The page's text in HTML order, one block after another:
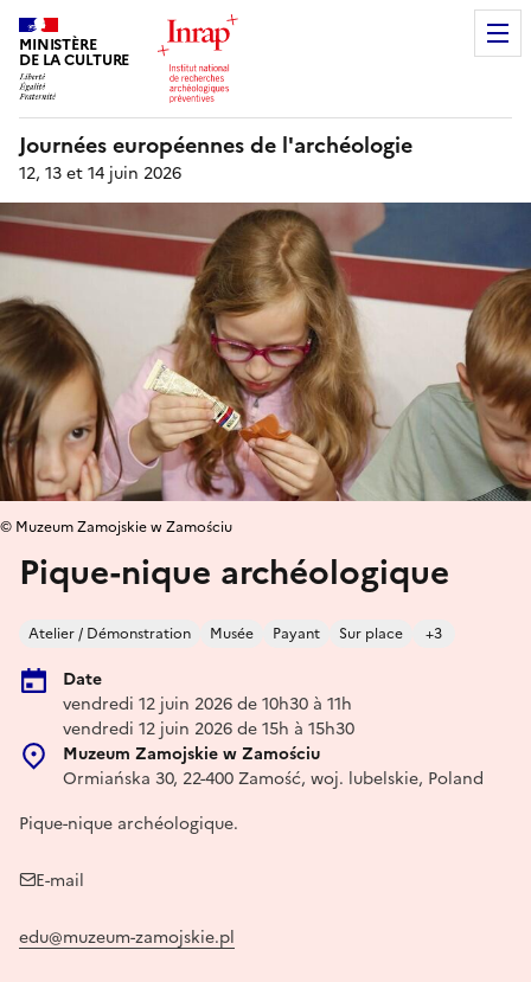
MINISTÈRE
DE LA CULTURE
Journées européennes de l'archéologie
12, 13 et 14 juin 2026
Pique-nique archéologique
Atelier / Démonstration Musée Payant Sur place +3
Date
vendredi 12 juin 2026 de 10h30 à 11h
vendredi 12 juin 2026 de 15h à 15h30
Muzeum Zamojskie w Zamościu
Ormiańska 30, 22-400 Zamość, woj. lubelskie, Poland
© Muzeum Zamojskie w Zamościu
Pique-nique archéologique.
E-mail
edu@muzeum-zamojskie.pl